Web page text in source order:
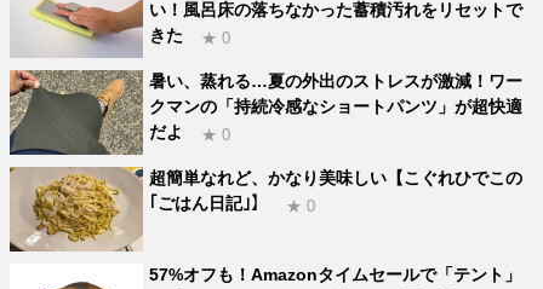
い！風呂床の落ちなかった蓄積汚れをリセットで
きた
★ 0
暑い、蒸れる…夏の外出のストレスが激減！ワー
クマンの「持続冷感なショートパンツ」が超快適
だよ
★ 0
超簡単なれど、かなり美味しい【こぐれひでこの
｢ごはん日記｣】
★ 0
57%オフも！Amazonタイムセールで「テント」